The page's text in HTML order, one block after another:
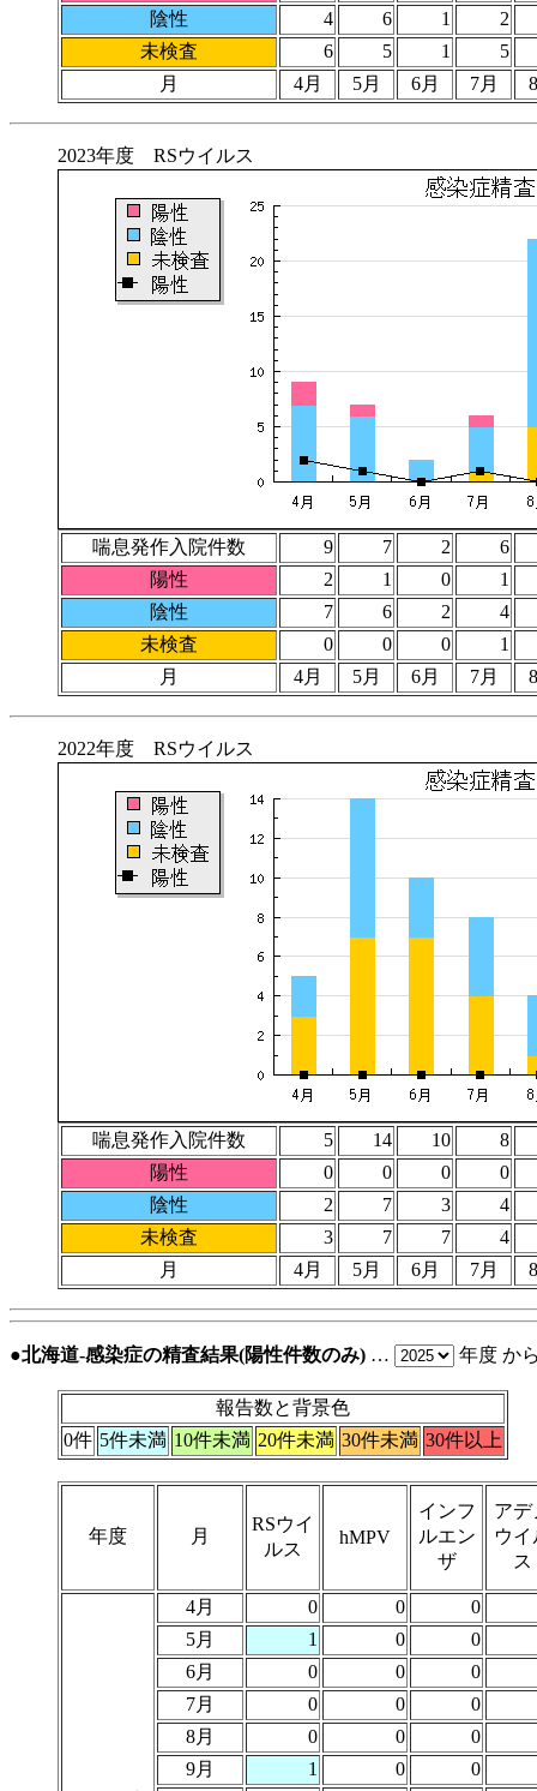
陰性
4 6 1
2
未検査
6 5 1
5
月
4月 5月 6月 7月
2023年度 RSウイルス
喘息発作入院件数 9 7 2
6
陽性
2 1 0
1
陰性
7 6 2
4
未検査
0 0 0
1
月
4月 5月 6月 7月
2022年度 RSウイルス
喘息発作入院件数 5 14 10
8
陽性
0 0 0
0
陰性
2 7 3
4
未検査
3 7 7
4
月
4月 5月 6月 7月
●北海道-感染症の精査結果(陽性件数のみ) … 年度 か
報告数と背景色
0件 5件未満 10件未満 20件未満 30件未満 30件以上
年度 月
RSウイ
ルス
hMPV
インフ
ルエン
ザ
アデ
ウイ
ス
4月 0 0
0
5月
1 0
0
6月
0 0
0
7月
0 0
0
8月
0 0
0
9月
1 0 0